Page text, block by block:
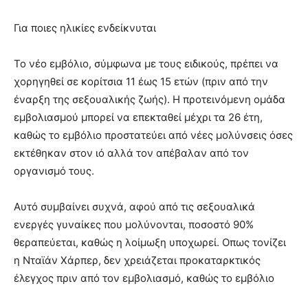
Για ποιες ηλικίες ενδείκνυται
Το νέο εμβόλιο, σύμφωνα με τους ειδικούς, πρέπει να
χορηγηθεί σε κορίτσια 11 έως 15 ετών (πριν από την
έναρξη της σεξουαλικής ζωής). Η προτεινόμενη ομάδα
εμβολιασμού μπορεί να επεκταθεί μέχρι τα 26 έτη,
καθώς το εμβόλιο προστατεύει από νέες μολύνσεις όσες
εκτέθηκαν στον ιό αλλά τον απέβαλαν από τον
οργανισμό τους.
Αυτό συμβαίνει συχνά, αφού από τις σεξουαλικά
ενεργές γυναίκες που μολύνονται, ποσοστό 90%
θεραπεύεται, καθώς η λοίμωξη υποχωρεί. Οπως τονίζει
η Νταϊάν Χάρπερ, δεν χρειάζεται προκαταρκτικός
έλεγχος πριν από τον εμβολιασμό, καθώς το εμβόλιο